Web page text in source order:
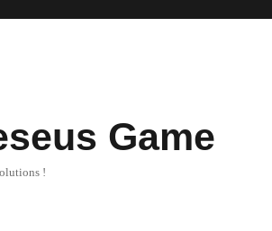
Game
!